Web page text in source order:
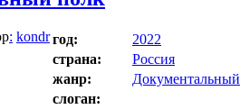
: kondrгод:
2022
страна:
Россия
жанр:
Документальный
слоган: